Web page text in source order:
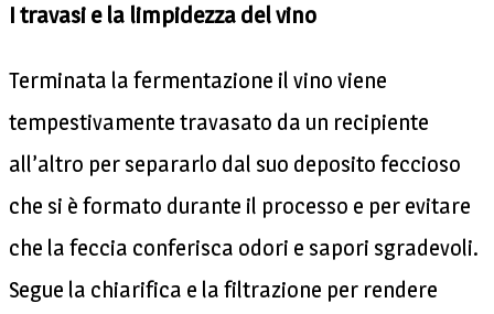
I travasi e la limpidezza del vino
Terminata la fermentazione il vino viene
tempestivamente travasato da un recipiente
all’altro per separarlo dal suo deposito feccioso
che si è formato durante il processo e per evitare
che la feccia conferisca odori e sapori sgradevoli.
Segue la chiarifica e la filtrazione per rendere